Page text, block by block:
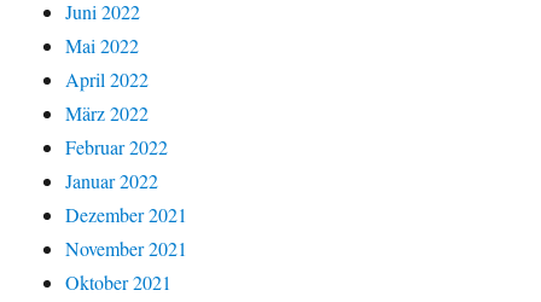
Juni 2022
Mai 2022
April 2022
März 2022
Februar 2022
Januar 2022
Dezember 2021
November 2021
Oktober 2021